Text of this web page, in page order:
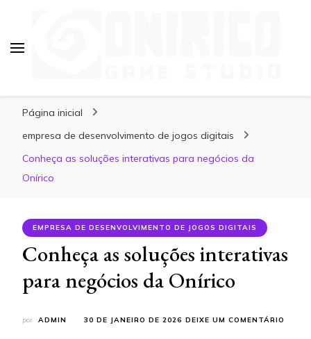
Página inicial
empresa de desenvolvimento de jogos digitais
Conheça as soluções interativas para negócios da
Onírico
EMPRESA DE DESENVOLVIMENTO DE JOGOS DIGITAIS
Conheça as soluções interativas
para negócios da Onírico
por ADMIN 30 DE JANEIRO DE 2026 DEIXE UM COMENTÁRIO